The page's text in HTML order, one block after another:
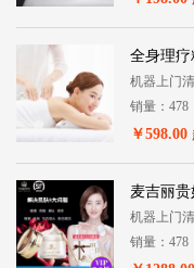
全身理疗
机器上门
销量：478
￥598.00
麦吉丽
机器上门
销量：478